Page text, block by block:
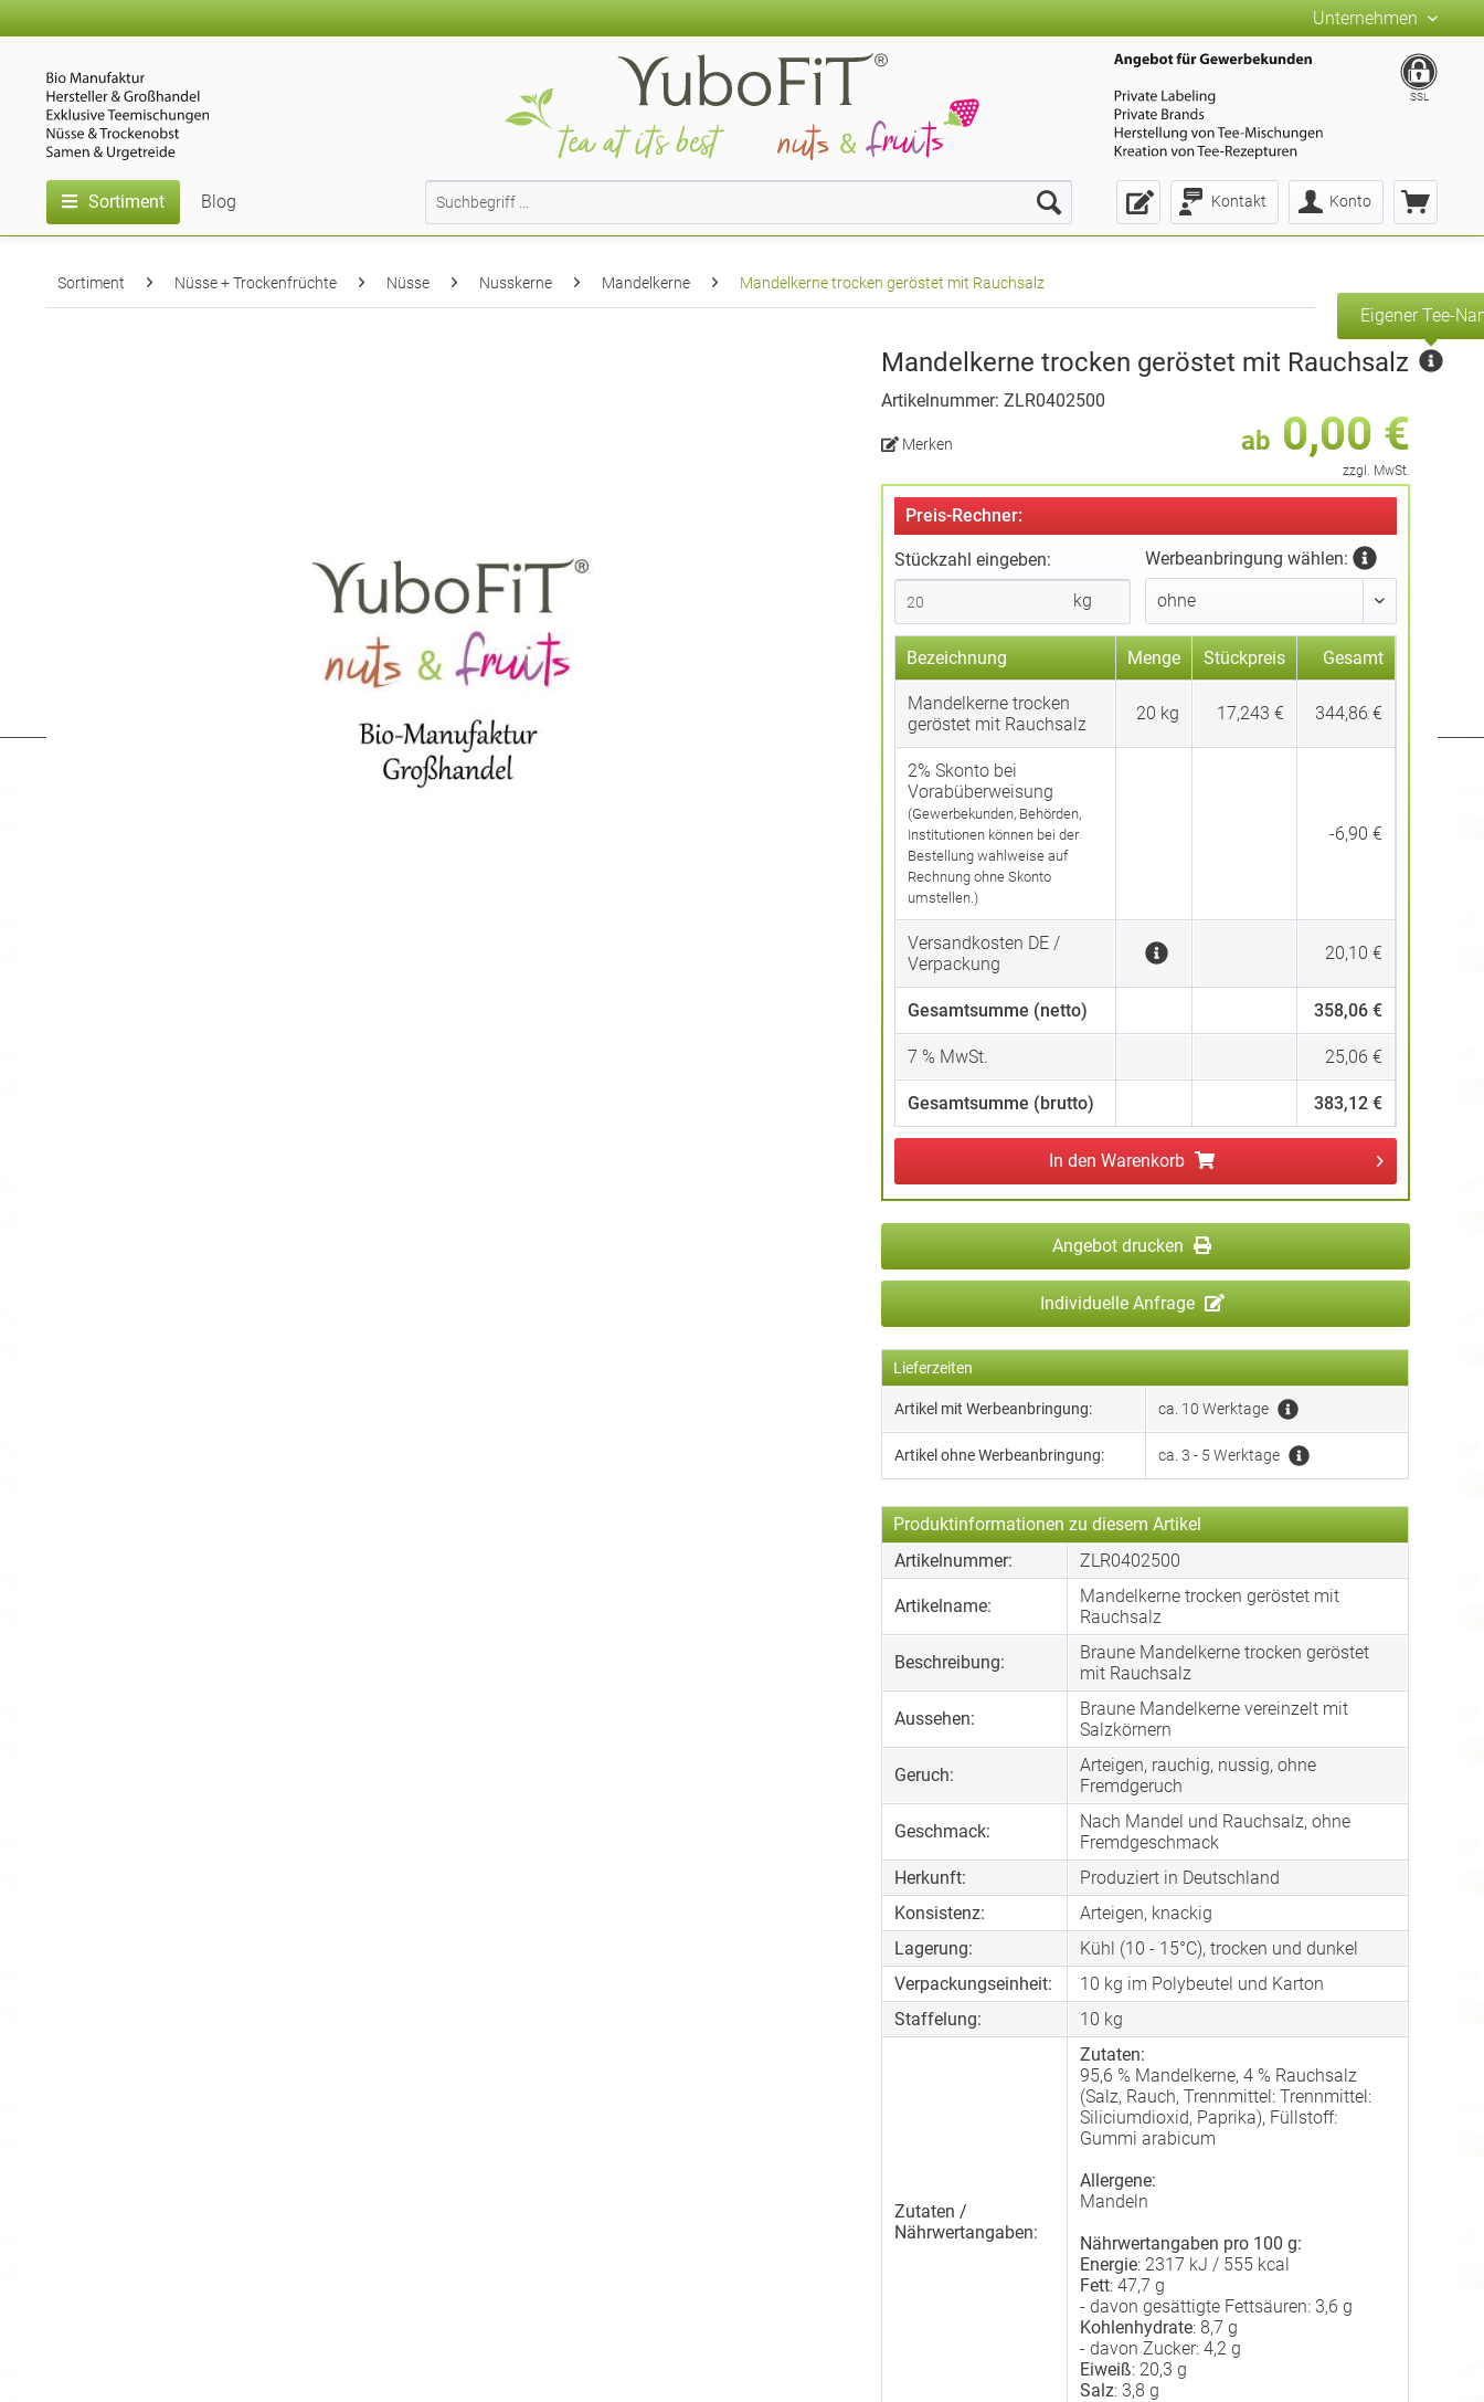
Unternehmen
Kontakt Konto
SSL
Sortiment Blog
Sortiment Nüsse + Trockenfrüchte Nüsse Nusskerne Mandelkerne Mandelkerne trocken geröstet mit Rauchsalz
Mandelkerne trocken geröstet mit Rauchsalz
Eigener Tee-
Artikelnummer: ZLR0402500
ab 0,00 €
zzgl. MwSt.
Merken
Preis-Rechner:
Stückzahl eingeben:
kg
Werbeanbringung wählen:
Bezeichnung Menge Stückpreis Gesamt
Mandelkerne trocken
geröstet mit Rauchsalz
20 kg 17,243 € 344,86 €
2% Skonto bei
Vorabüberweisung
(Gewerbekunden, Behörden,
Institutionen können bei der
Bestellung wahlweise auf
Rechnung ohne Skonto
umstellen.)
-6,90 €
Versandkosten DE /
Verpackung
20,10 €
Gesamtsumme (netto) 358,06 €
7 % MwSt. 25,06 €
Gesamtsumme (brutto) 383,12 €
In den Warenkorb
Angebot drucken
Individuelle Anfrage
Lieferzeiten
Artikel mit Werbeanbringung: ca. 10 Werktage
Artikel ohne Werbeanbringung: ca. 3 - 5 Werktage
Produktinformationen zu diesem Artikel
Artikelnummer:
ZLR0402500
Artikelname:
Mandelkerne trocken geröstet mit
Rauchsalz
Beschreibung:
Braune Mandelkerne trocken geröstet
mit Rauchsalz
Aussehen:
Braune Mandelkerne vereinzelt mit
Salzkörnern
Geruch:
Arteigen, rauchig, nussig, ohne
Fremdgeruch
Geschmack:
Nach Mandel und Rauchsalz, ohne
Fremdgeschmack
Herkunft:
Produziert in Deutschland
Konsistenz:
Arteigen, knackig
Lagerung:
Kühl (10 - 15°C), trocken und dunkel
Verpackungseinheit:
10 kg im Polybeutel und Karton
Staffelung:
10 kg
Zutaten /
Nährwertangaben:
Zutaten:
95,6 % Mandelkerne, 4 % Rauchsalz
(Salz, Rauch, Trennmittel: Trennmittel:
Siliciumdioxid, Paprika), Füllstoff:
Gummi arabicum
Allergene:
Mandeln
Nährwertangaben pro 100 g:
Energie: 2317 kJ / 555 kcal
Fett: 47,7 g
- davon gesättigte Fettsäuren: 3,6 g
Kohlenhydrate: 8,7 g
- davon Zucker: 4,2 g
Eiweiß: 20,3 g
Salz: 3,8 g